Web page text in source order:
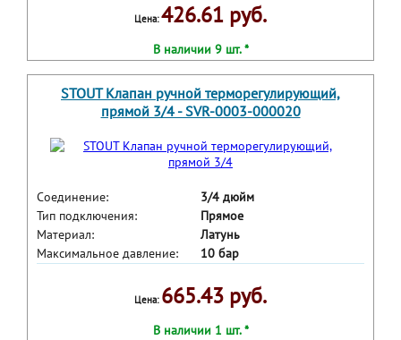
Цена:426.61 руб.
В наличии 9 шт. *
STOUT Клапан ручной терморегулирующий,
прямой 3/4 - SVR-0003-000020
Соединение:
3/4 дюйм
Тип подключения:
Прямое
Материал:
Латунь
Максимальное давление:
10 бар
Цена: 665.43 руб.
В наличии 1 шт. *